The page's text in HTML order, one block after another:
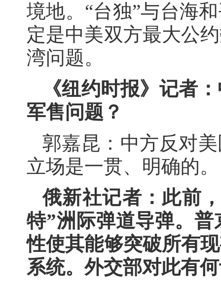
境地。“台独”与台海
定是中美双方最大公
湾问题。
《纽约时报》记者
军售问题？
郭嘉昆：中方反对
立场是一贯、明确的。
俄新社记者：此前
特”洲际弹道导弹。
性使其能够突破所有
系统。外交部对此有